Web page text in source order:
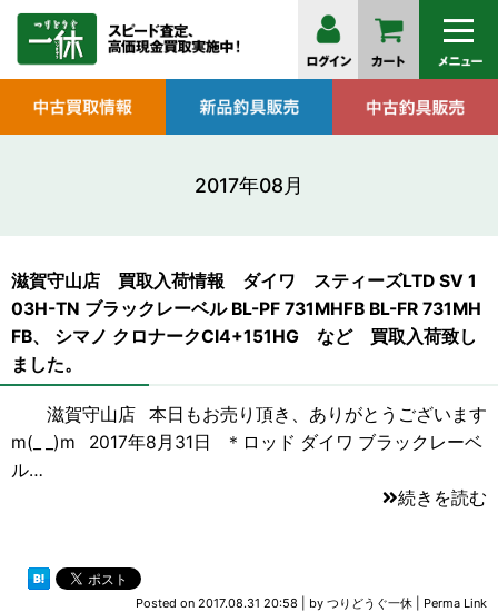
2017年08月
滋賀守山店 買取入荷情報 ダイワ スティーズLTD SV 1
03H-TN ブラックレーベル BL-PF 731MHFB BL-FR 731MH
FB、 シマノ クロナークCI4+151HG など 買取入荷致し
ました。
滋賀守山店 本日もお売り頂き、ありがとうございます
m(_ _)m 2017年8月31日 ＊ロッド ダイワ ブラックレーベ
ル…
続きを読む
Posted on 2017.08.31 20:58 by つりどうぐ一休 Perma Link